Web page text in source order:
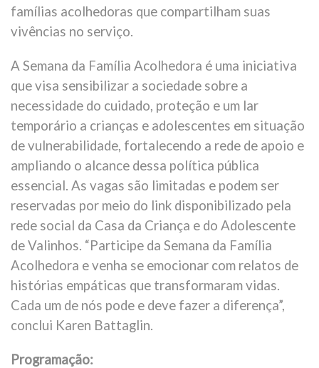
famílias acolhedoras que compartilham suas
vivências no serviço.
A Semana da Família Acolhedora é uma iniciativa
que visa sensibilizar a sociedade sobre a
necessidade do cuidado, proteção e um lar
temporário a crianças e adolescentes em situação
de vulnerabilidade, fortalecendo a rede de apoio e
ampliando o alcance dessa política pública
essencial. As vagas são limitadas e podem ser
reservadas por meio do link disponibilizado pela
rede social da Casa da Criança e do Adolescente
de Valinhos. “Participe da Semana da Família
Acolhedora e venha se emocionar com relatos de
histórias empáticas que transformaram vidas.
Cada um de nós pode e deve fazer a diferença”,
conclui Karen Battaglin.
Programação: